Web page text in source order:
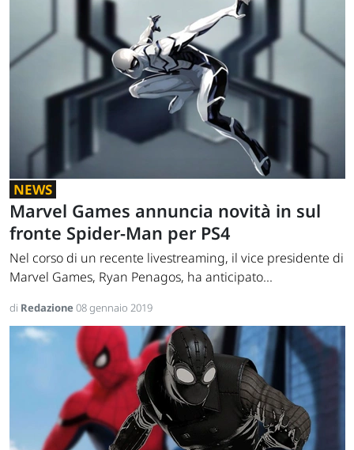
NEWS
Marvel Games annuncia novità in sul
fronte Spider-Man per PS4
Nel corso di un recente livestreaming, il vice presidente di
Marvel Games, Ryan Penagos, ha anticipato...
di Redazione08 gennaio 2019